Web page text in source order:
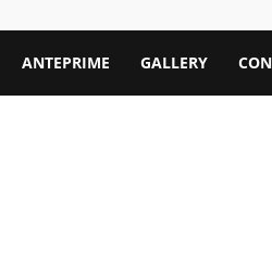
ANTEPRIME GALLERY